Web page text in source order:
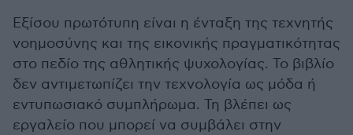
Εξίσου πρωτότυπη είναι η ένταξη της τεχνητής
νοημοσύνης και της εικονικής πραγματικότητας
στο πεδίο της αθλητικής ψυχολογίας. Το βιβλίο
δεν αντιμετωπίζει την τεχνολογία ως μόδα ή
εντυπωσιακό συμπλήρωμα. Τη βλέπει ως
εργαλείο που μπορεί να συμβάλει στην